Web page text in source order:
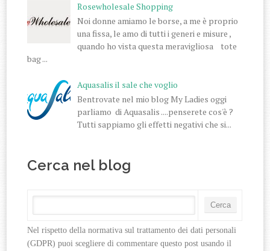
Rosewholesale Shopping
Noi donne amiamo le borse, a me è proprio
una fissa, le amo di tutti i generi e misure ,
quando ho vista questa meravigliosa tote
bag ...
Aquasalis il sale che voglio
Bentrovate nel mio blog My Ladies oggi
parliamo di Aquasalis ....penserete cos'è ?
Tutti sappiamo gli effetti negativi che si...
Cerca nel blog
Nel rispetto della normativa sul trattamento dei dati personali
(GDPR) puoi scegliere di commentare questo post usando il